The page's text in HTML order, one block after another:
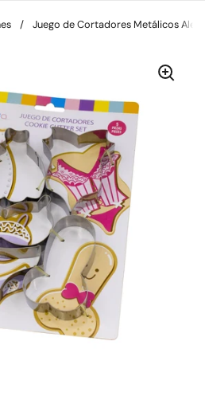
/ Juego de Cortadores Metálicos